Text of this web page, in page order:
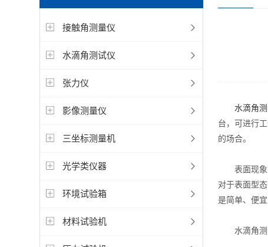
接触角测量仪
水滴角测试仪
张力仪
影像测量仪
三坐标测量机
光学类仪器
环境试验箱
材料试验机
水滴角
台，可进行
的场合。
表面现象如
对于表面型
是简单、便
水滴角测